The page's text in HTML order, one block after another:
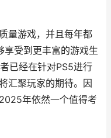
量游戏，并且每年都
受到更丰富的游戏生
已经在针对PS5进行
汇聚玩家的期待。因
年依然一个值得考